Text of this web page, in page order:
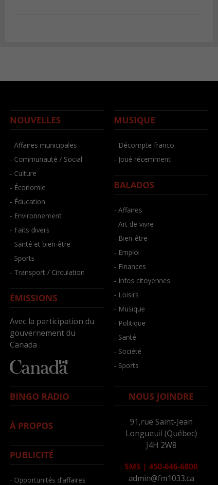
NOUVELLES
- Affaires municipales
- Communauté / Social
- Culture
- Économie
- Éducation
- Environnement
- Faits divers
- Santé et bien-être
- Sports
- Transport / Circulation
ÉMISSIONS
Avec la participation du
gouvernement du
Canada
MUSIQUE
- Décompte franco
- Joué récemment
BALADOS
- Affaires
- Art de vivre
- Bien-être
- Emploi
- Finances
- Infos citoyennes
- Loisirs
- Musique
- Politique
- Santé
- Société
- Sports
BINGO RADIO
À PROPOS
PUBLICITÉ
- Opportunités d’affaires
NOUS JOINDRE
91,rue Saint-Jean
Longueuil (Québec)
J4H 2W8
SMS | 450-646-6800
admin@fm1033.ca